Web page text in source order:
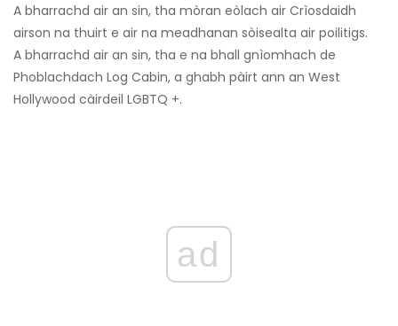
A bharrachd air an sin, tha mòran eòlach air Crìosdaidh
airson na thuirt e air na meadhanan sòisealta air poilitigs.
A bharrachd air an sin, tha e na bhall gnìomhach de
Phoblachdach Log Cabin, a ghabh pàirt ann an West
Hollywood càirdeil LGBTQ +.
ad